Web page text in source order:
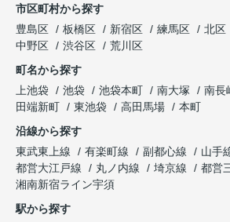
市区町村から探す
豊島区
板橋区 新宿区 練馬区 北区
中野区
渋谷区
荒川区
町名から探す
上池袋
池袋 池袋本町 南大塚 南長
田端新町
東池袋 高田馬場
本町
沿線から探す
東武東上線
有楽町線 副都心線 山手
都営大江戸線
丸ノ内線 埼京線
都営
湘南新宿ライン宇須
駅から探す